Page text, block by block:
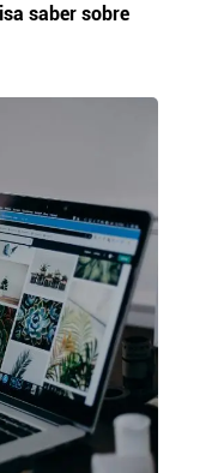
saber sobre